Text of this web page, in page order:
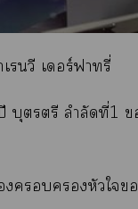
วี เอร์ฟาทรี่
บุตรตรี ลำลัดที่1
หัวใ